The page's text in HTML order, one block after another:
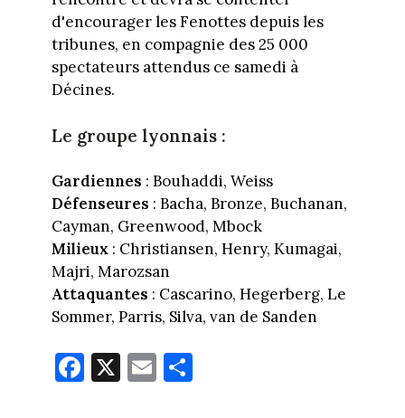
d'encourager les Fenottes depuis les
tribunes, en compagnie des 25 000
spectateurs attendus ce samedi à
Décines.
Le groupe lyonnais :
Gardiennes : Bouhaddi, Weiss
Défenseures : Bacha, Bronze, Buchanan,
Cayman, Greenwood, Mbock
Milieux: Christiansen, Henry, Kumagai,
Majri, Marozsan
Attaquantes : Cascarino, Hegerberg, Le
Sommer, Parris, Silva, van de Sanden
Fa
ce
X E
m
Pa
rt